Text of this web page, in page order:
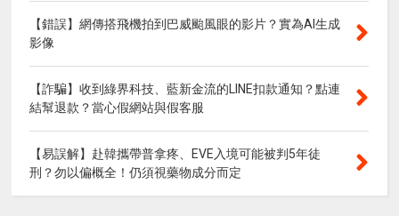
【錯誤】網傳搭飛機拍到巴威颱風眼的影片？實為AI生成
影像
【詐騙】收到綠界科技、藍新金流的LINE扣款通知？點連
結幫退款？當心假網站與假客服
【易誤解】赴韓攜帶普拿疼、EVE入境可能被判5年徒
刑？勿以偏概全！仍須視藥物成分而定